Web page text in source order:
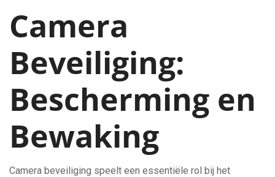
Camera
Beveiliging:
Bescherming en
Bewaking
Camera beveiliging speelt een essentiële rol bij het